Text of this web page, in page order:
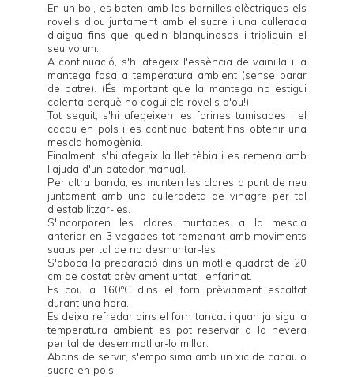
En un bol, es baten amb les barnilles elèctriques els
rovells d'ou juntament amb el sucre i una cullerada
d'aigua fins que quedin blanquinosos i tripliquin el
seu volum.
A continuació, s'hi afegeix l'essència de vainilla i la
mantega fosa a temperatura ambient (sense parar
de batre). (És important que la mantega no estigui
calenta perquè no cogui els rovells d'ou!)
Tot seguit, s'hi afegeixen les farines tamisades i el
cacau en pols i es continua batent fins obtenir una
mescla homogènia.
Finalment, s'hi afegeix la llet tèbia i es remena amb
l'ajuda d'un batedor manual.
Per altra banda, es munten les clares a punt de neu
juntament amb una culleradeta de vinagre per tal
d'estabilitzar-les.
S'incorporen les clares muntades a la mescla
anterior en 3 vegades tot remenant amb moviments
suaus per tal de no desmuntar-les.
S'aboca la preparació dins un motlle quadrat de 20
cm de costat prèviament untat i enfarinat.
Es cou a 160ºC dins el forn prèviament escalfat
durant una hora.
Es deixa refredar dins el forn tancat i quan ja sigui a
temperatura ambient es pot reservar a la nevera
per tal de desemmotllar-lo millor.
Abans de servir, s'empolsima amb un xic de cacau o
sucre en pols.